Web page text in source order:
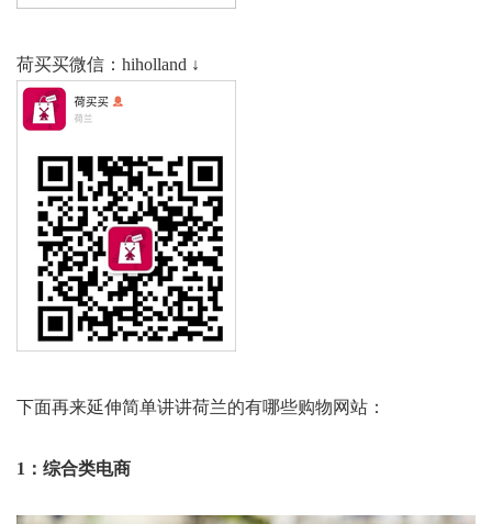
荷买买微信：hiholland ↓
下面再来延伸简单讲讲荷兰的有哪些购物网站：
1：综合类电商